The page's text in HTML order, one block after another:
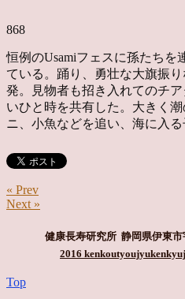
868
恒例のUsamiフェスに孫たちを
ている。踊り、勇壮な大旗振
発。見物者も招き入れてのチ
いひと時を共有した。大きく
ニ、小魚などを追い、海に入る
« Prev
Next »
健康長寿研究所 静岡県伊東市
2016
Top